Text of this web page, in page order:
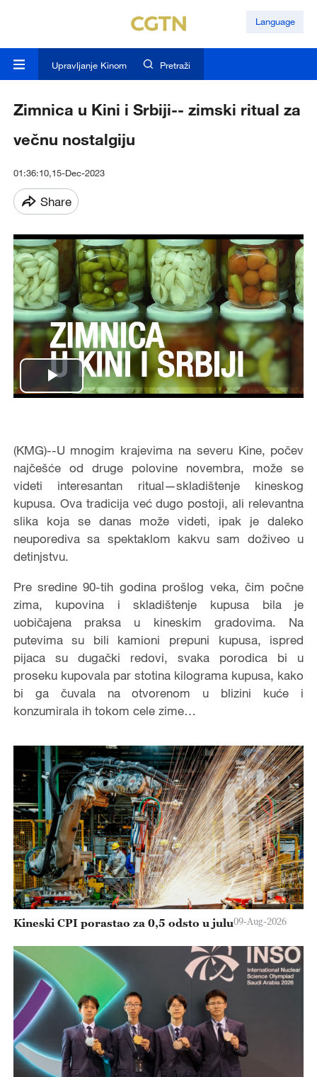
Language
Upravljanje Kinom Pretraži
Zimnica u Kini i Srbiji-- zimski ritual za
večnu nostalgiju
01:36:10,15-Dec-2023
Share
Play
(KMG)--U mnogim krajevima na severu Kine, počev
najčešće od druge polovine novembra, može se
videti interesantan ritual—skladištenje kineskog
kupusa. Ova tradicija već dugo postoji, ali relevantna
slika koja se danas može videti, ipak je daleko
neuporediva sa spektaklom kakvu sam doživeo u
detinjstvu.
Pre sredine 90-tih godina prošlog veka, čim počne
zima, kupovina i skladištenje kupusa bila je
uobičajena praksa u kineskim gradovima. Na
putevima su bili kamioni prepuni kupusa, ispred
pijaca su dugački redovi, svaka porodica bi u
proseku kupovala par stotina kilograma kupusa, kako
bi ga čuvala na otvorenom u blizini kuće i
konzumirala ih tokom cele zime…
Kineski CPI porastao za 0,5 odsto u julu09-Aug-2026